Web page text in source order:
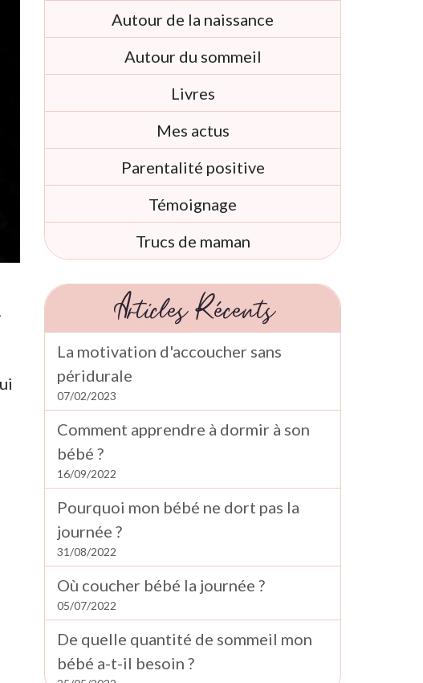
Autour de la naissance
Autour du sommeil
Livres
Mes actus
Parentalité positive
Témoignage
Trucs de maman
Articles Récents
La motivation d'accoucher sans
péridurale
07/02/2023
Comment apprendre à dormir à son
bébé ?
16/09/2022
Pourquoi mon bébé ne dort pas la
journée ?
31/08/2022
Où coucher bébé la journée ?
05/07/2022
De quelle quantité de sommeil mon
bébé a-t-il besoin ?